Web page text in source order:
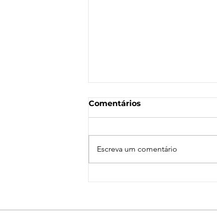
Comentários
Escreva um comentário